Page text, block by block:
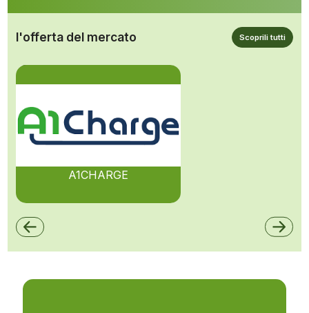
l'offerta del mercato Scoprili tutti
A1CHARGE